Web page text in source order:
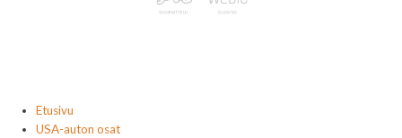
Etusivu
USA-auton osat